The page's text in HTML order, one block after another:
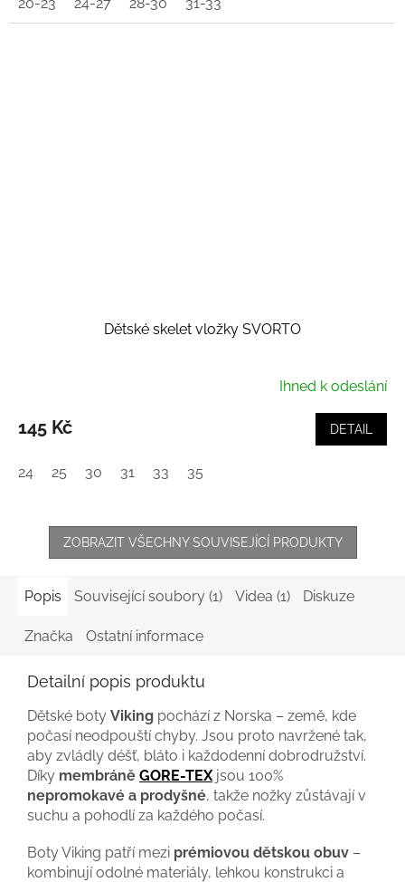
Dětské skelet vložky SVORTO
Ihned k odeslání
145 Kč DETAIL
24 25 30 31 33 35
ZOBRAZIT VŠECHNY SOUVISEJÍCÍ PRODUKTY
Popis Související soubory (1) Videa (1) Diskuze
Značka Ostatní informace
Detailní popis produktu
Dětské boty Viking pochází z Norska – země, kde
počasí neodpouští chyby. Jsou proto navržené tak,
aby zvládly déšť, bláto i každodenní dobrodružství.
Díky membráně GORE-TEXjsou 100%
nepromokavé a prodyšné, takže nožky zůstávají v
suchu a pohodlí za každého počasí.
Boty Viking patří mezi prémiovou dětskou obuv –
kombinují odolné materiály, lehkou konstrukci a